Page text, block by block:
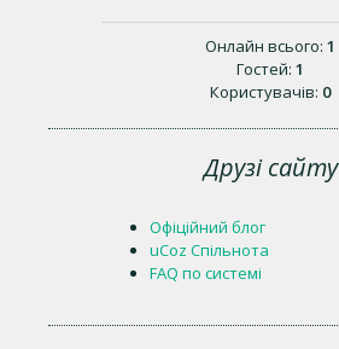
Онлайн всього: 1
Гостей: 1
Користувачів: 0
Друзі сайту
Офіційний блог
uCoz Спільнота
FAQ по системі